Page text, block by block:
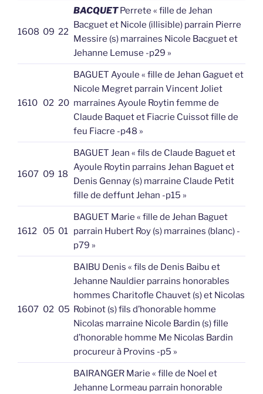
1608 09 22
BACQUETPerrete « fille de Jehan
Bacguet et Nicole (illisible) parrain Pierre
Messire (s) marraines Nicole Bacguet et
Jehanne Lemuse -p29 »
1610 02 20
BAGUET Ayoule « fille de Jehan Gaguet et
Nicole Megret parrain Vincent Joliet
marraines Ayoule Roytin femme de
Claude Baquet et Fiacrie Cuissot fille de
feu Fiacre -p48 »
1607 09 18
BAGUET Jean « fils de Claude Baguet et
Ayoule Roytin parrains Jehan Baguet et
Denis Gennay (s) marraine Claude Petit
fille de deffunt Jehan -p15 »
1612 05 01
BAGUET Marie « fille de Jehan Baguet
parrain Hubert Roy (s) marraines (blanc) -
p79 »
1607 02 05
BAIBU Denis « fils de Denis Baibu et
Jehanne Nauldier parrains honorables
hommes Charitofle Chauvet (s) et Nicolas
Robinot (s) fils d’honorable homme
Nicolas marraine Nicole Bardin (s) fille
d’honorable homme Me Nicolas Bardin
procureur à Provins -p5 »
BAIRANGER Marie « fille de Noel et
Jehanne Lormeau parrain honorable